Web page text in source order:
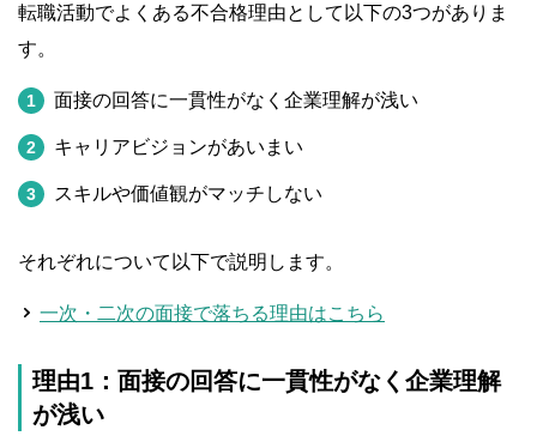
転職活動でよくある不合格理由として以下の3つがありま
す。
面接の回答に一貫性がなく企業理解が浅い
キャリアビジョンがあいまい
スキルや価値観がマッチしない
それぞれについて以下で説明します。
一次・二次の面接で落ちる理由はこちら
理由1：面接の回答に一貫性がなく企業理解
が浅い